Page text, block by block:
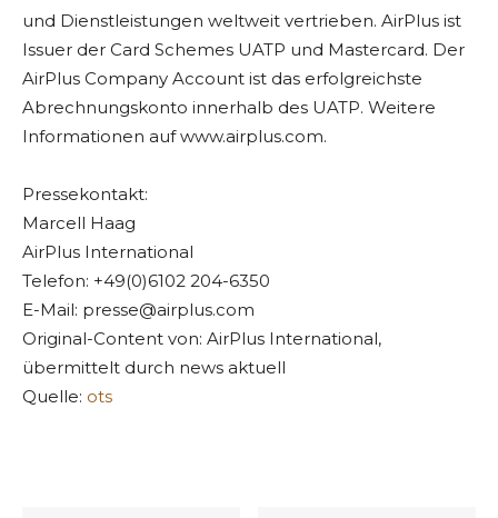
und Dienstleistungen weltweit vertrieben. AirPlus ist
Issuer der Card Schemes UATP und Mastercard. Der
AirPlus Company Account ist das erfolgreichste
Abrechnungskonto innerhalb des UATP. Weitere
Informationen auf www.airplus.com.
Pressekontakt:
Marcell Haag
AirPlus International
Telefon: +49(0)6102 204-6350
E-Mail: presse@airplus.com
Original-Content von: AirPlus International,
übermittelt durch news aktuell
Quelle: ots